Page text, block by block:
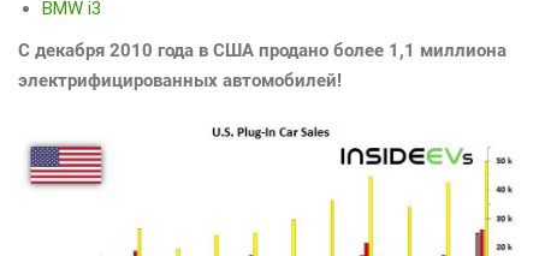
BMW i3
С декабря 2010 года в США продано более 1,1 миллиона
электрифицированных автомобилей!